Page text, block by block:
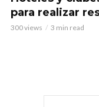
para realizar
300 views 3 min read